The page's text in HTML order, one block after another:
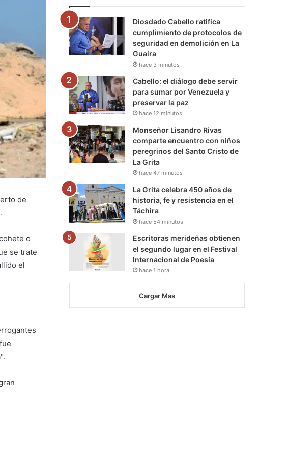
de
o
se trate
el
o
k
r
e
r
a
m
a
m
Diosdado Cabello ratifica
cumplimiento de protocolos de
seguridad en demolición en La
Guaira
hace 3 minutos
Cabello: el diálogo debe servir
para sumar por Venezuela y
preservar la paz
hace 12 minutos
Monseñor Lisandro Rivas
comparte encuentro con niños
peregrinos del Santo Cristo de
La Grita
hace 47 minutos
La Grita celebra 450 años de
historia, fe y resistencia en el
Táchira
hace 54 minutos
Escritoras merideñas obtienen
el segundo lugar en el Festival
Internacional de Poesía
hace 1 hora
Cargar Mas